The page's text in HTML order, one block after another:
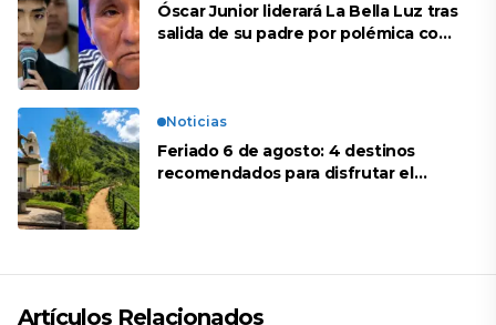
Óscar Junior liderará La Bella Luz tras
salida de su padre por polémica con
Noticias
Feriado 6 de agosto: 4 destinos
recomendados para disfrutar el
Artículos Relacionados